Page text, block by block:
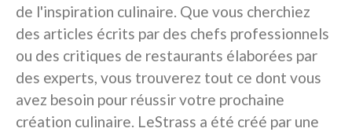
de l'inspiration culinaire. Que vous cherchiez
des articles écrits par des chefs professionnels
ou des critiques de restaurants élaborées par
des experts, vous trouverez tout ce dont vous
avez besoin pour réussir votre prochaine
création culinaire. LeStrass a été créé par une